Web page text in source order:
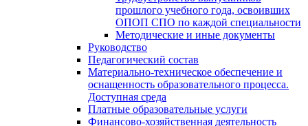
прошлого учебного года, освоивших
ОПОП СПО по каждой специальности
Методические и иные документы
Руководство
Педагогический состав
Материально-техническое обеспечение и
оснащенность образовательного процесса.
Доступная среда
Платные образовательные услуги
Финансово-хозяйственная деятельность